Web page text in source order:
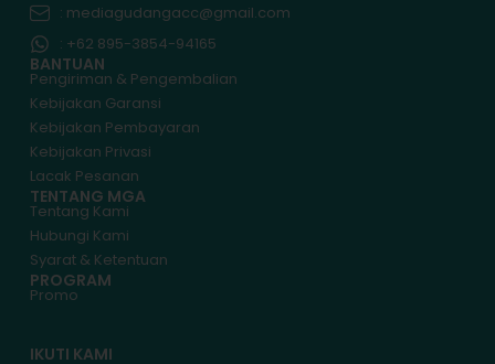
: mediagudangacc@gmail.com
: +62 895-3854-94165
BANTUAN
Pengiriman & Pengembalian
Kebijakan Garansi
Kebijakan Pembayaran
Kebijakan Privasi
Lacak Pesanan
TENTANG MGA
Tentang Kami
Hubungi Kami
Syarat & Ketentuan
PROGRAM
Promo
IKUTI KAMI